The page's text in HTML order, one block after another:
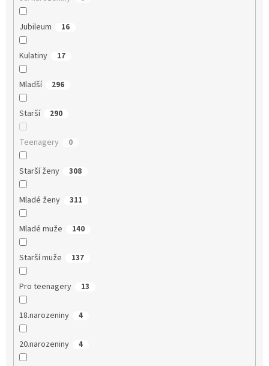
Jubileum 16
Kulatiny 17
Mladší 296
Starší 290
Teenagery 0
Starší ženy 308
Mladé ženy 311
Mladé muže 140
Starší muže 137
Pro teenagery 13
18.narozeniny 4
20.narozeniny 4